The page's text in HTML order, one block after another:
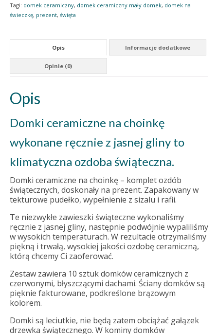
Tagi: domek ceramiczny, domek ceramiczny mały domek, domek na
świeczkę, prezent, święta
Opis Informacje dodatkowe
Opinie (0)
Opis
Domki ceramiczne na choinkę
wykonane ręcznie z jasnej gliny to
klimatyczna ozdoba świąteczna.
Domki ceramiczne na choinkę – komplet ozdób
świątecznych, doskonały na prezent. Zapakowany w
tekturowe pudełko, wypełnienie z sizalu i rafii.
Te niezwykłe zawieszki świąteczne wykonaliśmy
ręcznie z jasnej gliny, następnie podwójnie wypaliliśmy
w wysokich temperaturach. W rezultacie otrzymaliśmy
piękną i trwałą, wysokiej jakości ozdobę ceramiczną,
którą chcemy Ci zaoferować.
Zestaw zawiera 10 sztuk domków ceramicznych z
czerwonymi, błyszczącymi dachami. Ściany domków są
pięknie fakturowane, podkreślone brązowym
kolorem.
Domki są leciutkie, nie będą zatem obciążać gałązek
drzewka świątecznego. W kominy domków